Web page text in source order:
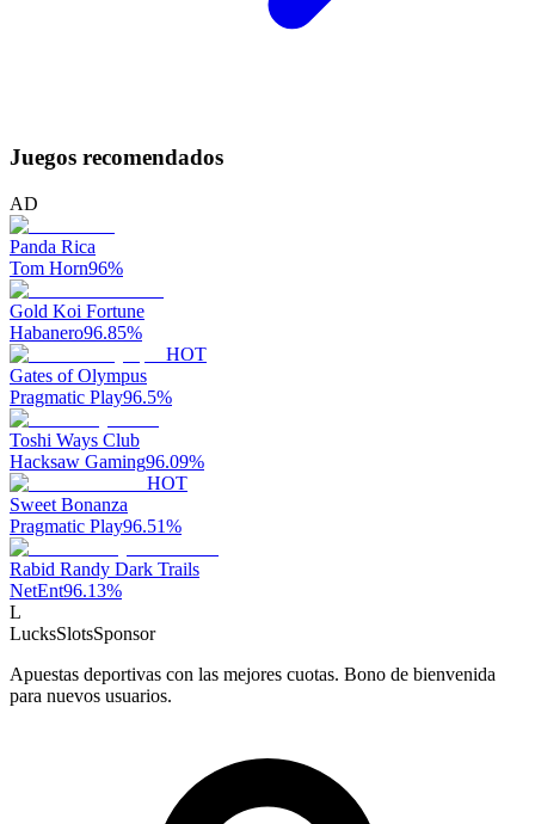
Juegos recomendados
AD
Panda Rica
Tom Horn96%
Gold Koi Fortune
Habanero96.85%
HOT
Gates of Olympus
Pragmatic Play96.5%
Toshi Ways Club
Hacksaw Gaming96.09%
HOT
Sweet Bonanza
Pragmatic Play96.51%
Rabid Randy Dark Trails
NetEnt96.13%
L
LucksSlotsSponsor
Apuestas deportivas con las mejores cuotas. Bono de bienvenida
para nuevos usuarios.